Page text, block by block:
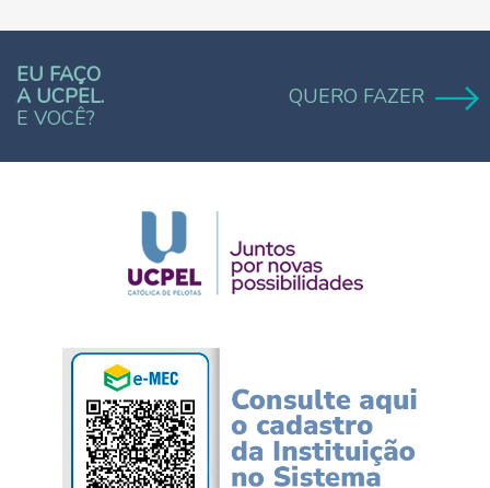
EU FAÇO
A UCPEL.
E VOCÊ?
QUERO FAZER